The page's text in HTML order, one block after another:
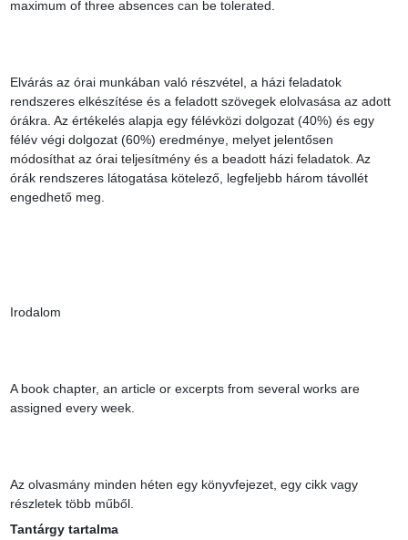
maximum of three absences can be tolerated.
Elvárás az órai munkában való részvétel, a házi feladatok
rendszeres elkészítése és a feladott szövegek elolvasása az adott
órákra. Az értékelés alapja egy félévközi dolgozat (40%) és egy
félév végi dolgozat (60%) eredménye, melyet jelentősen
módosíthat az órai teljesítmény és a beadott házi feladatok. Az
órák rendszeres látogatása kötelező, legfeljebb három távollét
engedhető meg.
Irodalom
A book chapter, an article or excerpts from several works are
assigned every week.
Az olvasmány minden héten egy könyvfejezet, egy cikk vagy
részletek több műből.
Tantárgy tartalma